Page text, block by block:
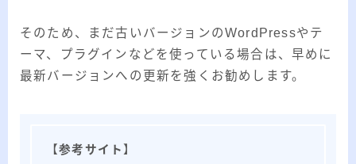
そのため、まだ古いバージョンのWordPressやテ
ーマ、プラグインなどを使っている場合は、早めに
最新バージョンへの更新を強くお勧めします。
【参考サイト 】